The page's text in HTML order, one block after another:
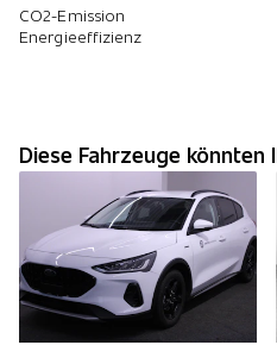
CO2-Emission
Energieeffizienz
Diese Fahrzeuge könnten